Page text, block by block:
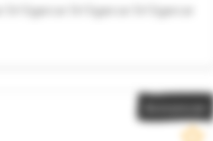
Sgarcar Srl Sgarcar Srl Sgarcar
Annoncer